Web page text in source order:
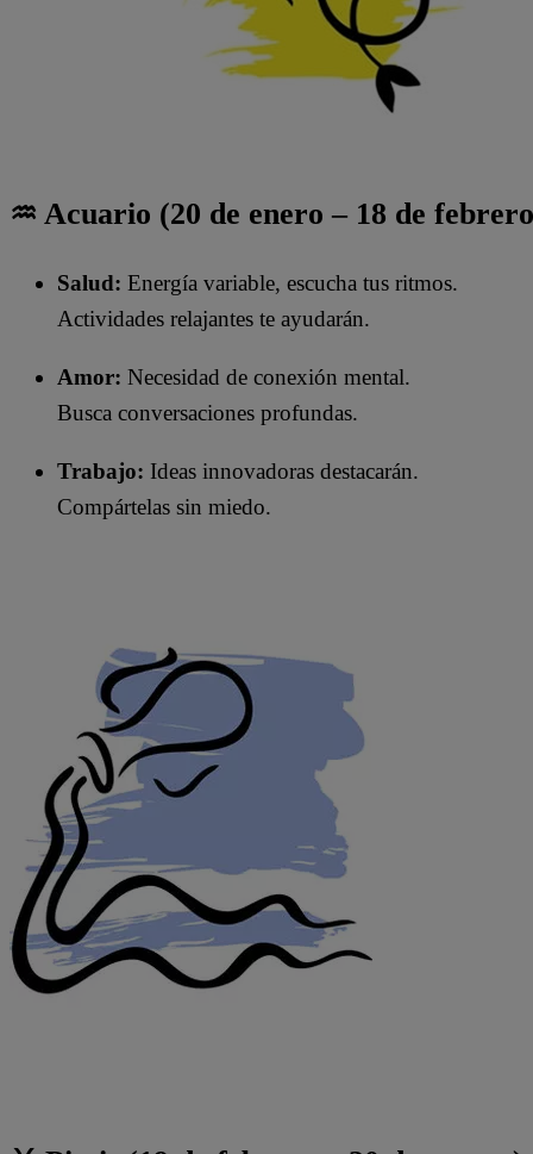
♒ Acuario (20 de enero – 18 de
Salud: Energía variable, escucha tus ritmos.
Actividades relajantes te ayudarán.
Amor: Necesidad de conexión mental.
Busca conversaciones profundas.
Trabajo: Ideas innovadoras destacarán.
Compártelas sin miedo.